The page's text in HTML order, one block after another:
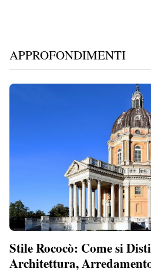
APPROFONDIMENTI
Stile Rococò: Come si
Architettura,